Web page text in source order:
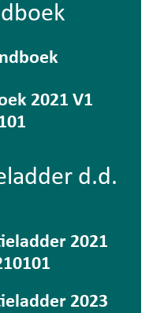
2021 V1
d.d.
2021
2023